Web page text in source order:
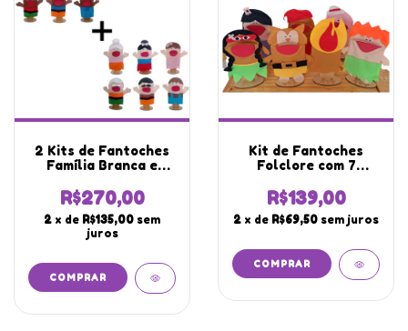
2 Kits de Fantoches
Família Branca e
Articulada
R$270,00
2 x de R$135,00 sem
juros
Kit de Fantoches
Folclore com 7
Articulada
R$139,00
2 x de R$69,50 sem juros